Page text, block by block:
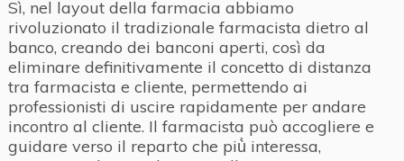
Sì, nel layout della farmacia abbiamo
rivoluzionato il tradizionale farmacista dietro al
banco, creando dei banconi aperti, così da
eliminare definitivamente il concetto di distanza
tra farmacista e cliente, permettendo ai
professionisti di uscire rapidamente per andare
incontro al cliente. Il farmacista può accogliere e
guidare verso il reparto che più̀ interessa,